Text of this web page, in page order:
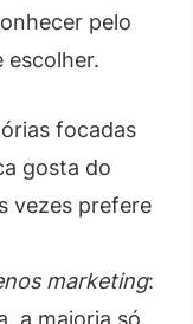
pelo
escolher.
focadas
gosta do
vezes prefere
marketing:
a maioria só